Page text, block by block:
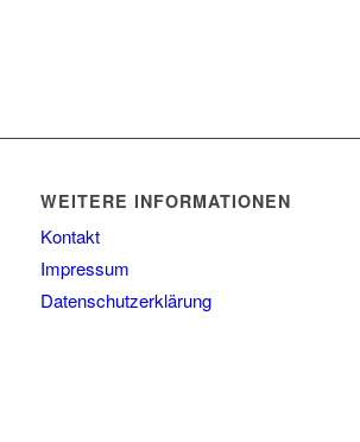
WEITERE INFORMATIONEN
Kontakt
Impressum
Datenschutzerklärung